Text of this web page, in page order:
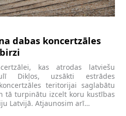
dabas koncertzāles
kas atrodas latviešu
Dikļos, uzsākti estrādes
teritorijai saglabātu
tā turpinātu izcelt koru kustības
Latvijā. Atjaunosim arī…